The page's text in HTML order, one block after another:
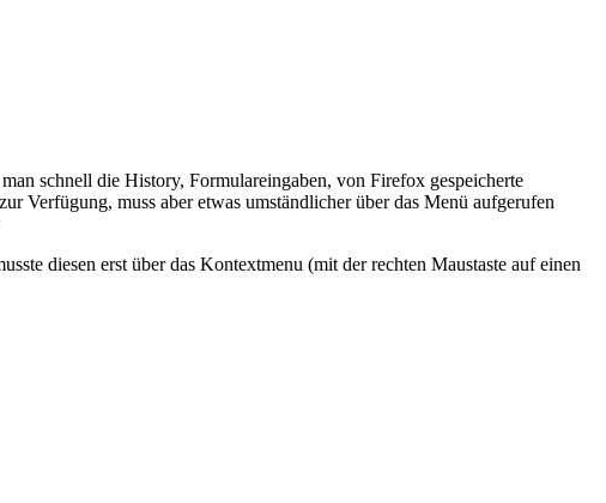
schnell die History, Formulareingaben, von Firefox gespeicherte
Verfügung, muss aber etwas umständlicher über das Menü aufgerufen
diesen erst über das Kontextmenu (mit der rechten Maustaste auf einen